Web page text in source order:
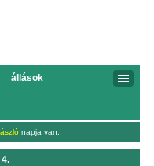
állások
napja van.